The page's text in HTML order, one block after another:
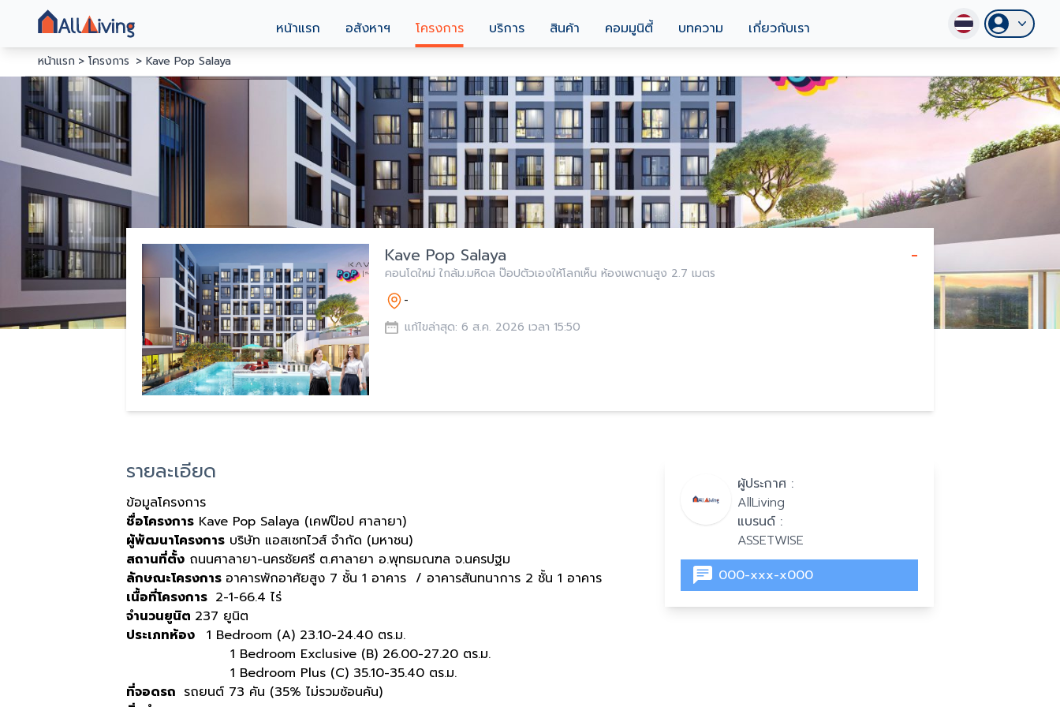
หน้าแรก อสังหาฯ โครงการ บริการ สินค้า คอมมูนิตี้ บทความ เกี่ยวกับเรา
หน้าแรก โครงการ Kave Pop Salaya
-
Kave Pop Salaya
คอนโดใหม่ ใกล้ม.มหิดล ป๊อปตัวเองให้โลกเห็น ห้องเพดานสูง 2.7 เมตร
-
แก้ไขล่าสุด: 6 ส.ค. 2026 เวลา 15:50
รายละเอียด
ข้อมูลโครงการ
ชื่อโครงการ Kave Pop Salaya (เคฟป๊อป ศาลายา)
ผู้พัฒนาโครงการ บริษัท แอสเซทไวส์ จำกัด (มหาชน)
สถานที่ตั้ง ถนนศาลายา-นครชัยศรี ต.ศาลายา อ.พุทธมณฑล จ.นครปฐม
ลักษณะโครงการ อาคารพักอาศัยสูง 7 ชั้น 1 อาคาร / อาคารสันทนาการ 2 ชั้น 1 อาคาร
เนื้อที่โครงการ 2-1-66.4 ไร่
จำนวนยูนิต 237 ยูนิต
ประเภทห้อง 1 Bedroom (A) 23.10-24.40 ตร.ม.
1 Bedroom Exclusive (B) 26.00-27.20 ตร.ม.
1 Bedroom Plus (C) 35.10-35.40 ตร.ม.
ที่จอดรถ รถยนต์ 73 คัน (35% ไม่รวมซ้อนคัน)
ผู้ประกาศ :
AllLiving
แบรนด์ :
ASSETWISE
000-xxx-x000